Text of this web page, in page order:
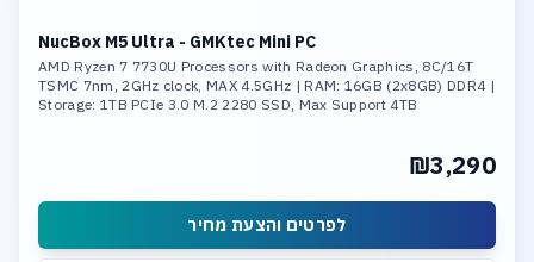
NucBox M5 Ultra - GMKtec Mini PC
AMD Ryzen 7 7730U Processors with Radeon Graphics, 8C/16T
TSMC 7nm, 2GHz clock, MAX 4.5GHz | RAM: 16GB (2x8GB) DDR4 |
Storage: 1TB PCIe 3.0 M.2 2280 SSD, Max Support 4TB
₪3,290
לפרטים והצעת מחיר